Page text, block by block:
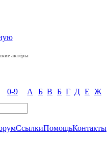
актёры
0-9 А Б В Б Г Д Е Ж
СсылкиПомощьКонтакты